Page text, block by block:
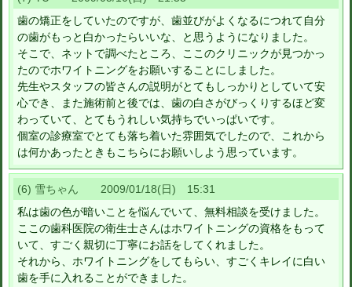
歯の矯正をしていたのですが、歯並びがよくなるにつれて自分
の歯がもっと白かったらいいな、と思うようになりました。
そこで、ネットで調べたところ、ここのクリニックが見つかっ
たのでホワイトニングをお願いすることにしました。
先生やスタッフの皆さんの説明がとてもしっかりとしていて安
心でき、また施術前と後では、歯の白さがびっくりするほど変
わっていて、とてもうれしい気持ちでいっぱいです。
個室の診療室でとても落ち着いた雰囲気でしたので、これから
は何かあったときもこちらにお願いしよう思っています。
(6) 雪ちゃん 2009/01/18(日) 15:31
私は歯の色が暗いことを悩んでいて、無料相談を受けました。
ここの歯科医院の衛生士さんはホワイトニングの資格をもって
いて、すごく親切に丁寧にお話をしてくれました。
それから、ホワイトニングをしてもらい、すごくキレイに白い
歯を手に入れることができました。